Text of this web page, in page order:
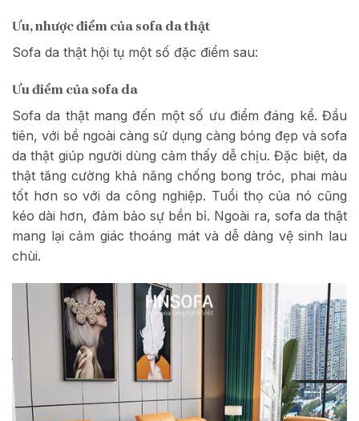
Ưu, nhược điểm của sofa da thật
Sofa da thật hội tụ một số đặc điểm sau:
Ưu điểm của sofa da
Sofa da thật mang đến một số ưu điểm đáng kể. Đầu
tiên, với bề ngoài càng sử dụng càng bóng đẹp và sofa
da thật giúp người dùng cảm thấy dễ chịu. Đặc biệt, da
thật tăng cường khả năng chống bong tróc, phai màu
tốt hơn so với da công nghiệp. Tuổi thọ của nó cũng
kéo dài hơn, đảm bảo sự bền bỉ. Ngoài ra, sofa da thật
mang lại cảm giác thoáng mát và dễ dàng vệ sinh lau
chùi.